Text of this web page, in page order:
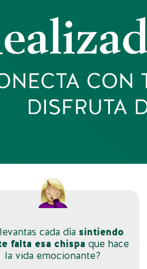
cada día sintiendo
falta esa chispa que hace
la vida emocionante?